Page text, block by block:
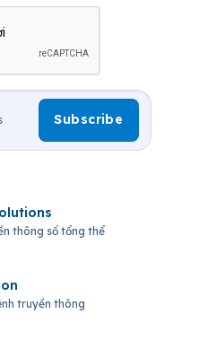
thông số tổng thể
truyền thông